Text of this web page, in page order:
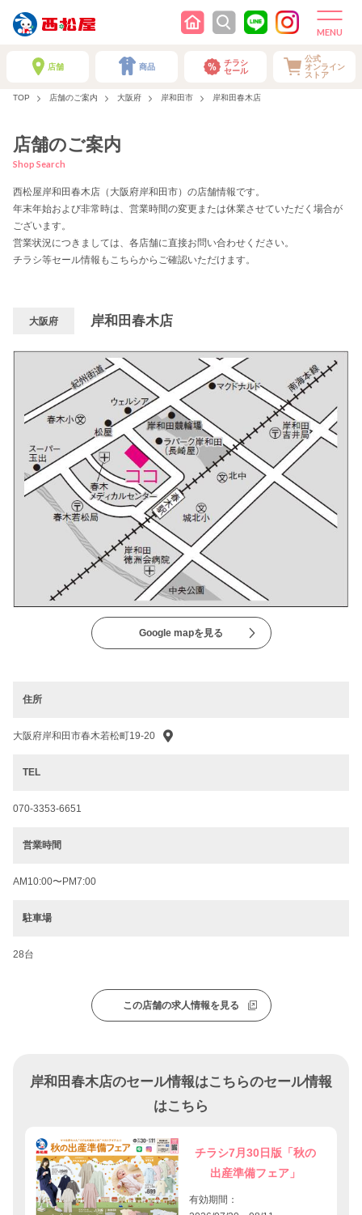
店舗 商品
チラシ
セール
公式
オンライン
ストア
TOP 店舗のご案内 大阪府 岸和田市 岸和田春木店
店舗のご案内
Shop Search
西松屋岸和田春木店（大阪府岸和田市）の店舗情報です。
年末年始および非常時は、営業時間の変更または休業させていただく場合が
ございます。
営業状況につきましては、各店舗に直接お問い合わせください。
チラシ等セール情報もこちらからご確認いただけます。
大阪府 岸和田春木店
Google mapを見る
住所
大阪府岸和田市春木若松町19-20
TEL
070-3353-6651
営業時間
AM10:00〜PM7:00
駐車場
28台
この店舗の求人情報を見る
岸和田春木店のセール情報はこちらのセール情報
はこちら
チラシ7月30日版「秋の
出産準備フェア」
有効期間：